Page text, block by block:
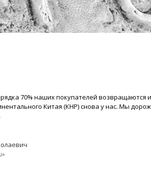
70% наших покупателей возвращаются
Китая (КНР) снова у нас. Мы